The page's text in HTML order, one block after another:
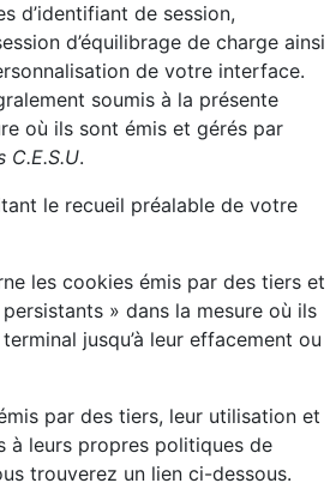
d’identifiant de session,
d’équilibrage de charge ainsi
de votre interface.
soumis à la présente
où ils sont émis et gérés par
C.E.S.U.
le recueil préalable de votre
les cookies émis par des tiers et
» dans la mesure où ils
jusqu’à leur effacement ou
par des tiers, leur utilisation et
à leurs propres politiques de
trouverez un lien ci-dessous.